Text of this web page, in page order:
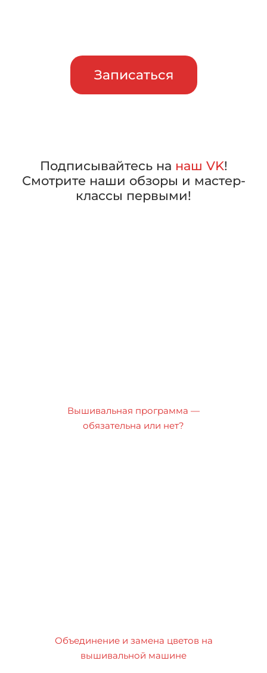
Записаться
Подписывайтесь на наш VK!
Смотрите наши обзоры и мастер-
классы первыми!
Вышивальная программа —
обязательна или нет?
Объединение и замена цветов на
вышивальной машине